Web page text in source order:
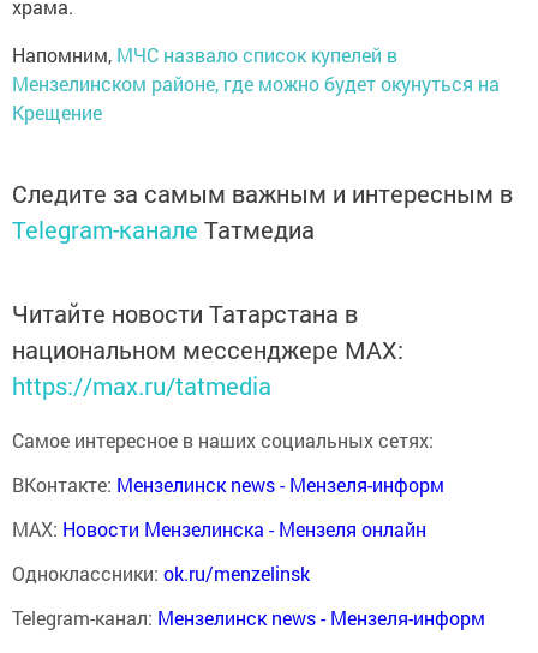
храма.
Напомним, МЧС назвало список купелей в
Мензелинском районе, где можно будет окунуться на
Крещение
Следите за самым важным и интересным в
Telegram-канале Татмедиа
Читайте новости Татарстана в
национальном мессенджере MАХ:
https://max.ru/tatmedia
Самое интересное в наших социальных сетях:
ВКонтакте: Мензелинск news - Мензеля-информ
MAX: Новости Мензелинска - Мензеля онлайн
Одноклассники: ok.ru/menzelinsk
Telegram-канал: Мензелинск news - Мензеля-информ